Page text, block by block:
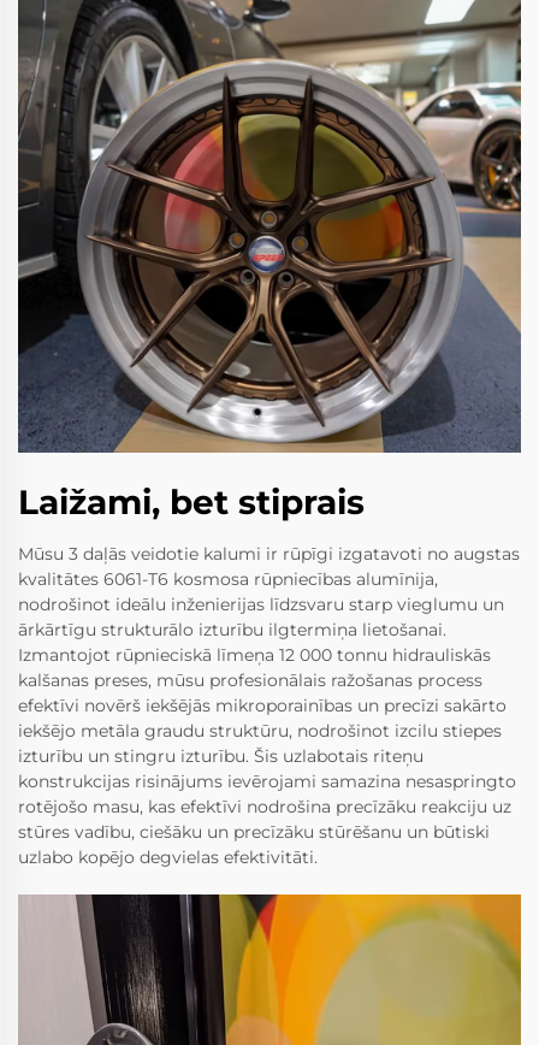
Laižami, bet stiprais
Mūsu 3 daļās veidotie kalumi ir rūpīgi izgatavoti no augstas
kvalitātes 6061-T6 kosmosa rūpniecības alumīnija,
nodrošinot ideālu inženierijas līdzsvaru starp vieglumu un
ārkārtīgu strukturālo izturību ilgtermiņa lietošanai.
Izmantojot rūpnieciskā līmeņa 12 000 tonnu hidrauliskās
kalšanas preses, mūsu profesionālais ražošanas process
efektīvi novērš iekšējās mikroporainības un precīzi sakārto
iekšējo metāla graudu struktūru, nodrošinot izcilu stiepes
izturību un stingru izturību. Šis uzlabotais riteņu
konstrukcijas risinājums ievērojami samazina nesaspringto
rotējošo masu, kas efektīvi nodrošina precīzāku reakciju uz
stūres vadību, ciešāku un precīzāku stūrēšanu un būtiski
uzlabo kopējo degvielas efektivitāti.